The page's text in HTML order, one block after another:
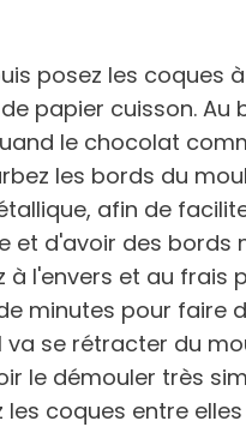
posez les coques
papier cuisson. Au
le chocolat
les bords du
afin de
et d'avoir des bords
à l'envers et au frais
minutes pour faire
va se rétracter du
le démouler très
les coques entre